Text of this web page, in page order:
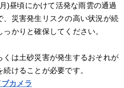
)昼頃にかけて活発な雨雲の通過
、災害発生リスクの高い状況が続
かりと確保してください。
は土砂災害が発生するおそれが
けることが必要です。
カメラ